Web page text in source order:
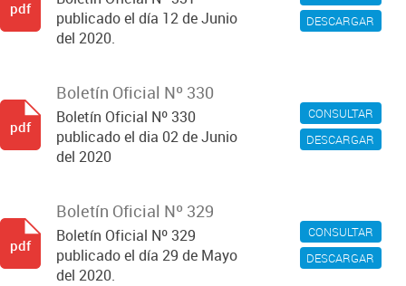
DESCARGAR
publicado el día 12 de Junio
del 2020.
pdf
CONSULTAR
DESCARGAR
Boletín Oficial Nº 330
Boletín Oficial Nº 330
publicado el dia 02 de Junio
del 2020
pdf
CONSULTAR
DESCARGAR
Boletín Oficial Nº 329
Boletín Oficial Nº 329
publicado el día 29 de Mayo
del 2020.
pdf